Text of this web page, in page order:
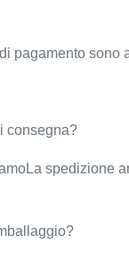
pagamento sono
consegna?
La spedizione